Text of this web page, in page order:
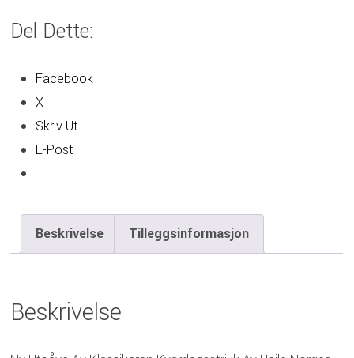
Del Dette:
Facebook
X
Skriv Ut
E-Post
Beskrivelse Tilleggsinformasjon
Beskrivelse